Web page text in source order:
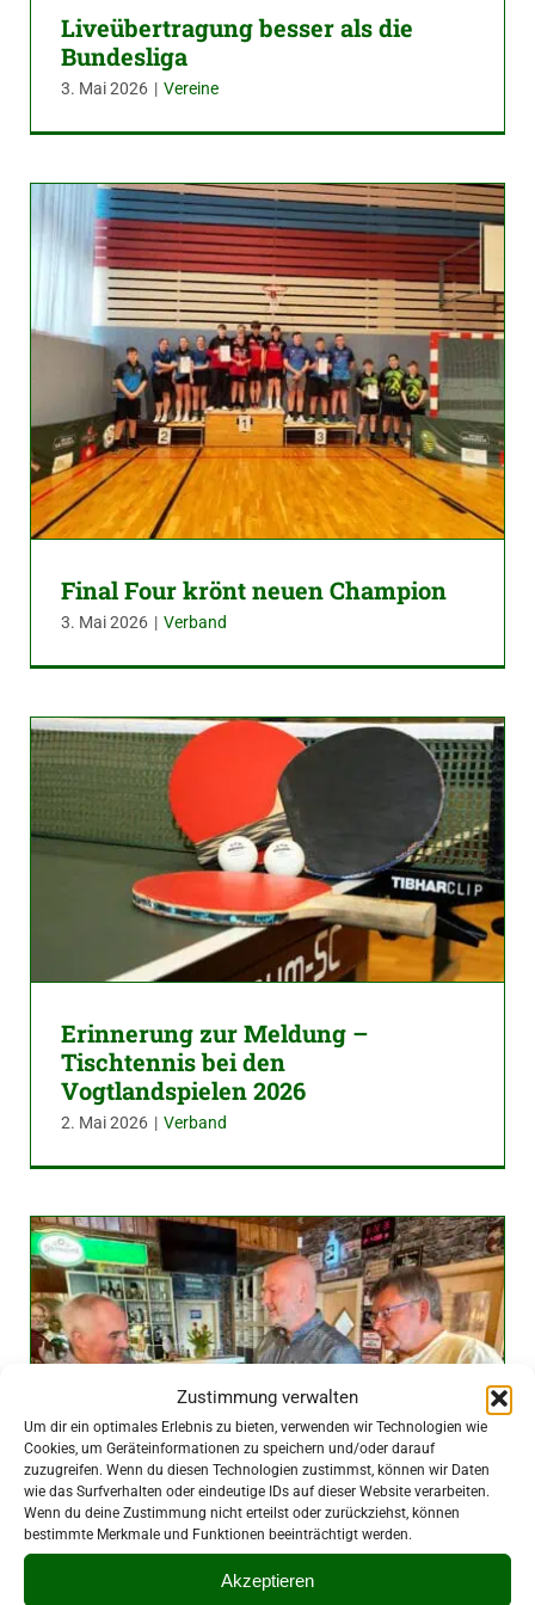
Zustimmung verwalten
Um dir ein optimales Erlebnis zu bieten, verwenden wir Technologien wie
Cookies, um Geräteinformationen zu speichern und/oder darauf
zuzugreifen. Wenn du diesen Technologien zustimmst, können wir Daten
wie das Surfverhalten oder eindeutige IDs auf dieser Website verarbeiten.
Wenn du deine Zustimmung nicht erteilst oder zurückziehst, können
bestimmte Merkmale und Funktionen beeinträchtigt werden.
Akzeptieren
Liveübertragung besser als die
Bundesliga
3. Mai 2026 | Vereine
Final Four krönt neuen Champion
3. Mai 2026 | Verband
Erinnerung zur Meldung –
Tischtennis bei den
Vogtlandspielen 2026
2. Mai 2026 | Verband